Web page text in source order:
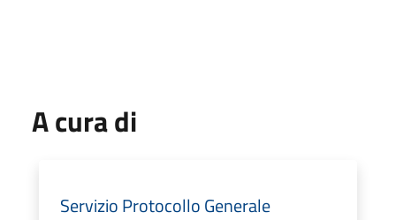
A cura di
Servizio Protocollo Generale